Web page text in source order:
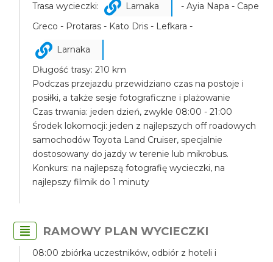
Trasa wycieczki: Larnaka
- Ayia Napa - Cape
Greco - Protaras - Kato Dris - Lefkara -
Larnaka
Długość trasy: 210 km
Podczas przejazdu przewidziano czas na postoje i
posiłki, a także sesje fotograficzne i plażowanie
Czas trwania: jeden dzień, zwykle 08:00 - 21:00
Środek lokomocji: jeden z najlepszych off roadowych
samochodów Toyota Land Cruiser, specjalnie
dostosowany do jazdy w terenie lub mikrobus.
Konkurs: na najlepszą fotografię wycieczki, na
najlepszy filmik do 1 minuty
RAMOWY PLAN WYCIECZKI
08:00 zbiórka uczestników, odbiór z hoteli i